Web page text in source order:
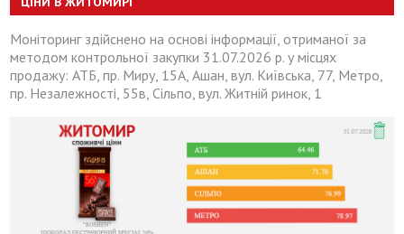
Моніторинг здійснено на основі інформації, отриманої за
методом контрольної закупки 31.07.2026 р. у місцях
продажу: АТБ, пр. Миру, 15А, Ашан, вул. Київська, 77, Метро,
пр. Незалежності, 55в, Сільпо, вул. Житній ринок, 1